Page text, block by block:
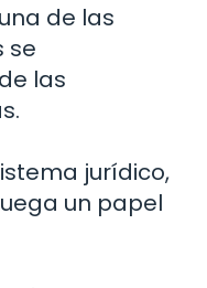
de las
se
las
jurídico,
un papel